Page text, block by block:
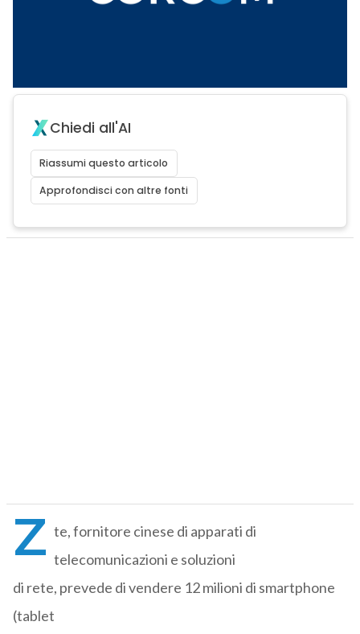
Chiedi all'AI
Riassumi questo articolo
Approfondisci con altre fonti
Z te, fornitore cinese di apparati di
telecomunicazioni e soluzioni
di rete, prevede di vendere 12 milioni di smartphone
(tablet